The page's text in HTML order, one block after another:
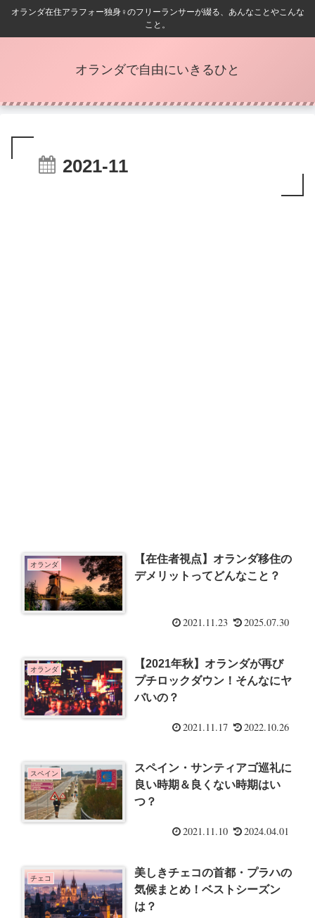
オランダ在住アラフォー独身♀️のフリーランサーが綴る、あんなことやこんな
こと。
オランダで自由にいきるひと
2021-11
オランダ
【在住者視点】オランダ移住の
デメリットってどんなこと？
2021.11.23 2025.07.30
オランダ
【2021年秋】オランダが再び
プチロックダウン！そんなにヤ
バいの？
2021.11.17 2022.10.26
スペイン
スペイン・サンティアゴ巡礼に
良い時期＆良くない時期はい
つ？
2021.11.10 2024.04.01
チェコ
美しきチェコの首都・プラハの
気候まとめ！ベストシーズン
は？